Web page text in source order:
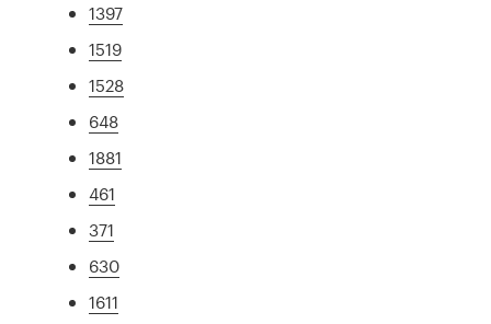
1397
1519
1528
648
1881
461
371
630
1611